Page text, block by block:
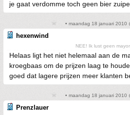
je gaat verdomme toch geen bier
• maandag 18 januari 2010
hexenwind
NEE! Ik lust geen
Helaas ligt het niet helemaal aan de
kroegbaas om de prijzen laag te
goed dat lagere prijzen meer klanten
• maandag 18 januari 2010
Prenzlauer